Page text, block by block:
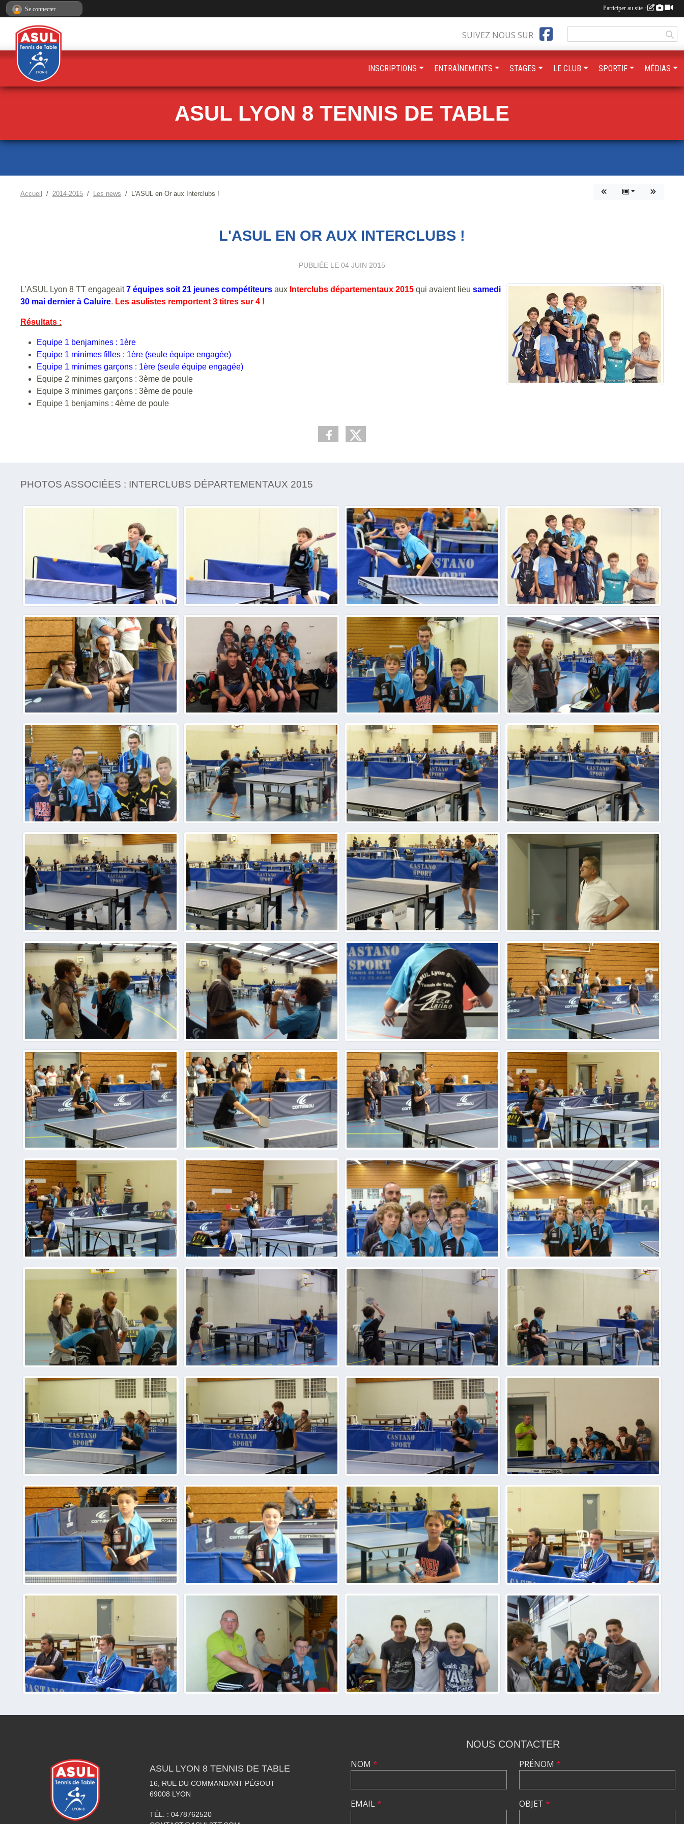
ASUL LYON 8 TENNIS DE TABLE
Accueil 2014-2015 Les news L'ASUL en Or aux Interclubs !
L'ASUL EN OR AUX INTERCLUBS !
PUBLIÉE LE 04 JUIN 2015
L'ASUL Lyon 8 TT engageait7 équipes soit 21 jeunes compétiteurs aux Interclubs départementaux 2015 qui avaient lieu samedi
30 mai dernier à Caluire. Les asulistes remportent 3 titres sur 4 !
Résultats :
Equipe 1 benjamines : 1ère
Equipe 1 minimes filles : 1ère (seule équipe engagée)
Equipe 1 minimes garçons : 1ère (seule équipe engagée)
Equipe 2 minimes garçons : 3ème de poule
Equipe 3 minimes garçons : 3ème de poule
Equipe 1 benjamins : 4ème de poule
PHOTOS ASSOCIÉES : INTERCLUBS DÉPARTEMENTAUX 2015
SUIVEZ NOUS SUR
INSCRIPTIONS ENTRAÎNEMENTS STAGES LE CLUB SPORTIF MÉDIAS
ASUL LYON 8 TENNIS DE TABLE
16, RUE DU COMMANDANT PÉGOUT
69008 LYON
TÉL. : 0478762520
NOUS CONTACTER
NOM *
EMAIL*
PRÉNOM *
OBJET *
Se connecter Participer au site :
Panneau de gestion des cookies